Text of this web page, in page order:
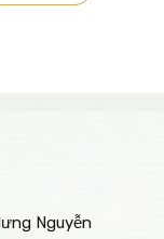
Nguyễn